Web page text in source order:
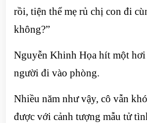
rồi, tiện thể mẹ rủ chị con đi
không?”
Nguyễn Khinh Họa hít một hơi
người đi vào phòng.
Nhiều năm như vậy, cô vẫn
được với cảnh tượng mẫu tử